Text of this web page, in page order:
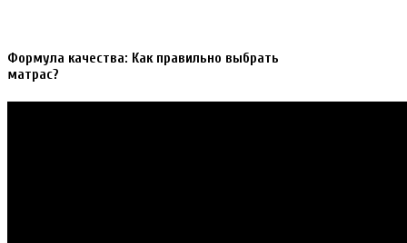
Формула качества: Как правильно выбрать
матрас?